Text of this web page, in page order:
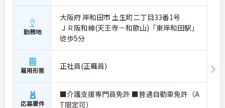
勤務地
大阪府 岸和田市 土生町二丁目33番1号
ＪＲ阪和線(天王寺－和歌山)「東岸和田駅」
徒歩5分
雇用形態 正社員(正職員)
応募要件
■介護支援専門員免許 ■普通自動車免許（A
T限定可）